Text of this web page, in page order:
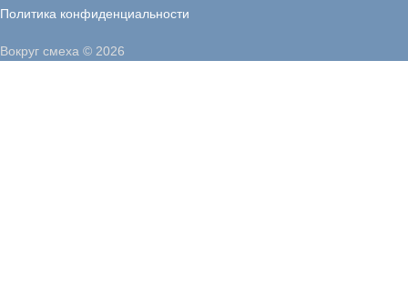
Политика конфиденциальности
Вокруг смеха © 2026